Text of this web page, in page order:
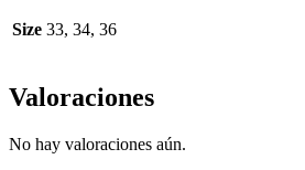
Size 33, 34, 36
Valoraciones
No hay valoraciones aún.